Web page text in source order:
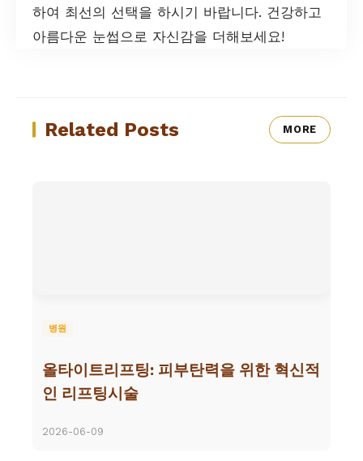
하여 최선의 선택을 하시기 바랍니다. 건강하고
아름다운 눈썹으로 자신감을 더해보세요!
Related Posts MORE
병원
올타이트리프팅: 피부탄력을 위한 혁신적
인 리프팅시술
2026-06-09